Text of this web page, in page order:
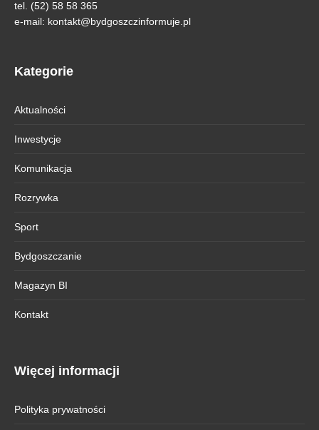
tel. (52) 58 58 365
e-mail: kontakt@bydgoszczinformuje.pl
Kategorie
Aktualności
Inwestycje
Komunikacja
Rozrywka
Sport
Bydgoszczanie
Magazyn BI
Kontakt
Więcej informacji
Polityka prywatności